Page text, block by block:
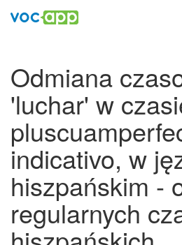
Odmiana
'luchar' w
indicativo, w
hiszpańskim -
regularnych